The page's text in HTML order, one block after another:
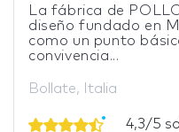
La fábrica de
diseño fundado en
como un punto
convivencia...
Bollate, Italia
4,3/5